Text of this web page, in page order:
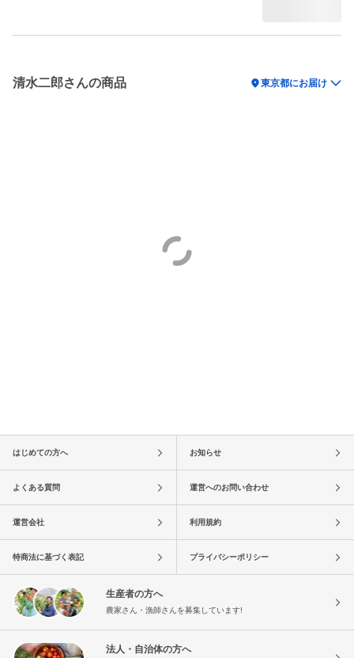
清水二郎さんの商品 location_on東京都にお届け
はじめての方へ お知らせ
よくある質問 運営へのお問い合わせ
運営会社 利用規約
特商法に基づく表記 プライバシーポリシー
生産者の方へ
農家さん・漁師さんを募集しています!
法人・自治体の方へ